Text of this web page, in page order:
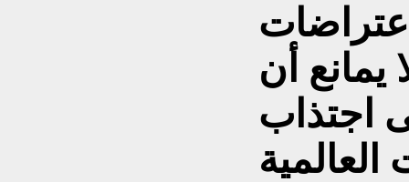
يمانع أن
اجتذاب